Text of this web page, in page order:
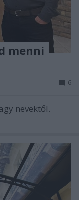
menni
6
nevektől.